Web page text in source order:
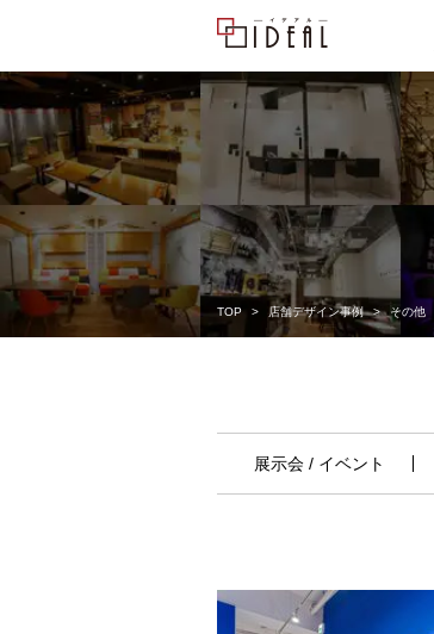
TOP 店舗デザイン事例 その他
展示会 / イベント